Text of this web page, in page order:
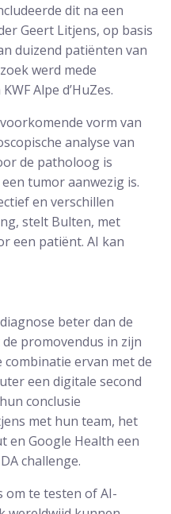
dit na een
Geert Litjens, op basis
duizend patiënten van
werd mede
Alpe d’HuZes.
vorm van
analyse van
de patholoog is
tumor aanwezig is.
en verschillen
stelt Bulten, met
een patiënt. AI kan
beter dan de
promovendus in zijn
ervan met de
een digitale second
conclusie
met hun team, het
en Google Health een
challenge.
om te testen of AI-